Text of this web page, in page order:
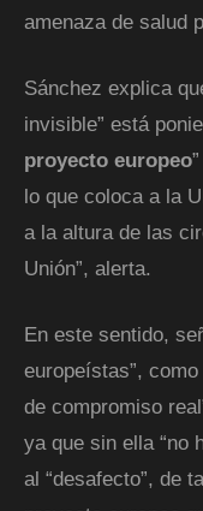
amenaza de salud
Sánchez explica
invisible” está
proyecto europeo
lo que coloca a la
a la altura de las
Unión”, alerta.
En este sentido,
europeístas”,
de compromiso
ya que sin ella “no
al “desafecto”, de